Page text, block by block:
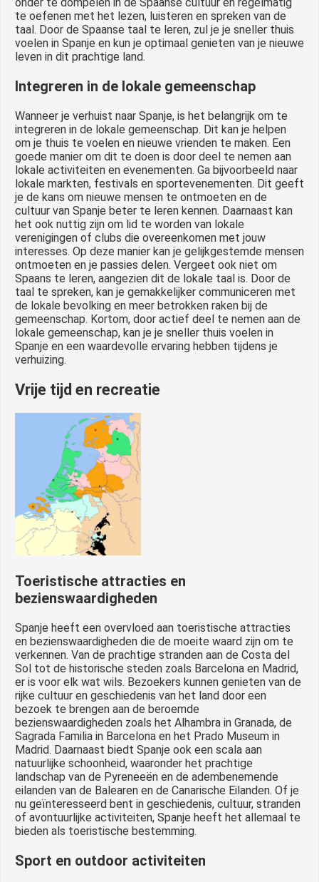
te oefenen met het lezen, luisteren en spreken van de
taal. Door de Spaanse taal te leren, zul je je sneller thuis
voelen in Spanje en kun je optimaal genieten van je nieuwe
leven in dit prachtige land.
Integreren in de lokale gemeenschap
Wanneer je verhuist naar Spanje, is het belangrijk om te
integreren in de lokale gemeenschap. Dit kan je helpen
om je thuis te voelen en nieuwe vrienden te maken. Een
goede manier om dit te doen is door deel te nemen aan
lokale activiteiten en evenementen. Ga bijvoorbeeld naar
lokale markten, festivals en sportevenementen. Dit geeft
je de kans om nieuwe mensen te ontmoeten en de
cultuur van Spanje beter te leren kennen. Daarnaast kan
het ook nuttig zijn om lid te worden van lokale
verenigingen of clubs die overeenkomen met jouw
interesses. Op deze manier kan je gelijkgestemde mensen
ontmoeten en je passies delen. Vergeet ook niet om
Spaans te leren, aangezien dit de lokale taal is. Door de
taal te spreken, kan je gemakkelijker communiceren met
de lokale bevolking en meer betrokken raken bij de
gemeenschap. Kortom, door actief deel te nemen aan de
lokale gemeenschap, kan je je sneller thuis voelen in
Spanje en een waardevolle ervaring hebben tijdens je
verhuizing.
Vrije tijd en recreatie
Toeristische attracties en
bezienswaardigheden
Spanje heeft een overvloed aan toeristische attracties
en bezienswaardigheden die de moeite waard zijn om te
verkennen. Van de prachtige stranden aan de Costa del
Sol tot de historische steden zoals Barcelona en Madrid,
er is voor elk wat wils. Bezoekers kunnen genieten van de
rijke cultuur en geschiedenis van het land door een
bezoek te brengen aan de beroemde
bezienswaardigheden zoals het Alhambra in Granada, de
Sagrada Familia in Barcelona en het Prado Museum in
Madrid. Daarnaast biedt Spanje ook een scala aan
natuurlijke schoonheid, waaronder het prachtige
landschap van de Pyreneeën en de adembenemende
eilanden van de Balearen en de Canarische Eilanden. Of je
nu geïnteresseerd bent in geschiedenis, cultuur, stranden
of avontuurlijke activiteiten, Spanje heeft het allemaal te
bieden als toeristische bestemming.
Sport en outdoor activiteiten